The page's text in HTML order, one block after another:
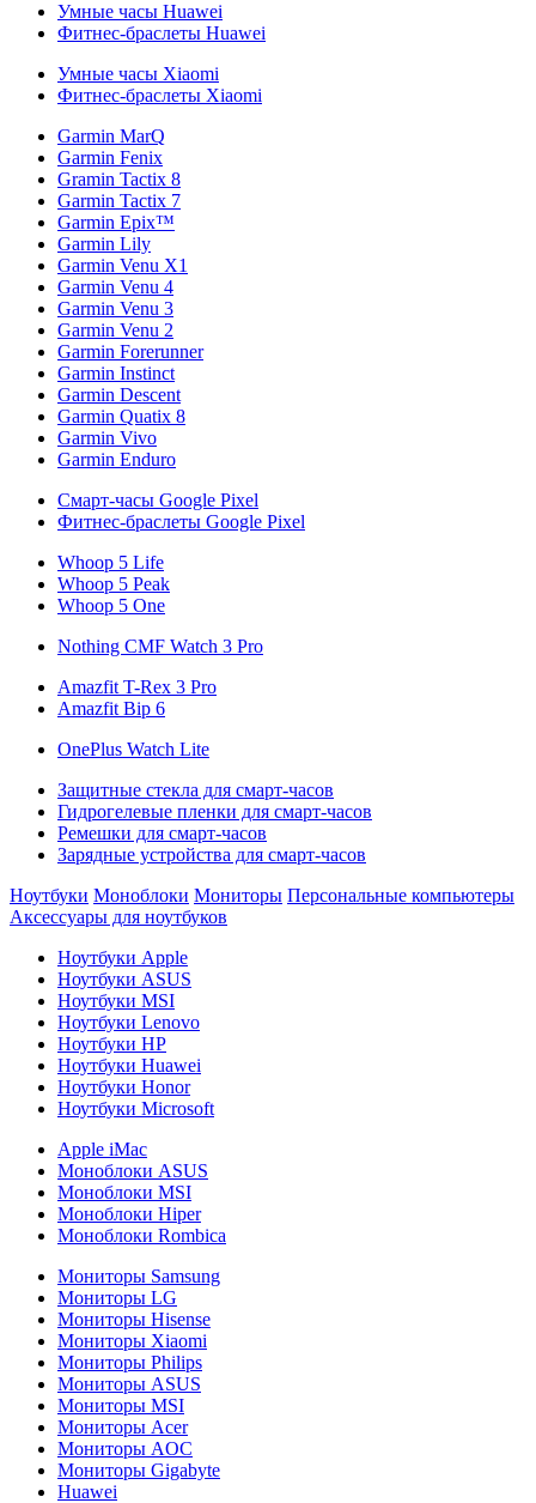
Умные часы Huawei
Фитнес-браслеты Huawei
Умные часы Xiaomi
Фитнес-браслеты Xiaomi
Garmin MarQ
Garmin Fenix
Gramin Tactix 8
Garmin Tactix 7
Garmin Epix™
Garmin Lily
Garmin Venu X1
Garmin Venu 4
Garmin Venu 3
Garmin Venu 2
Garmin Forerunner
Garmin Instinct
Garmin Descent
Garmin Quatix 8
Garmin Vivo
Garmin Enduro
Смарт-часы Google Pixel
Фитнес-браслеты Google Pixel
Whoop 5 Life
Whoop 5 Peak
Whoop 5 One
Nothing CMF Watch 3 Pro
Amazfit T-Rex 3 Pro
Amazfit Bip 6
OnePlus Watch Lite
Защитные стекла для смарт-часов
Гидрогелевые пленки для смарт-часов
Ремешки для смарт-часов
Зарядные устройства для смарт-часов
Ноутбуки Моноблоки Мониторы Персональные компьютеры
Аксессуары для ноутбуков
Ноутбуки Apple
Ноутбуки ASUS
Ноутбуки MSI
Ноутбуки Lenovo
Ноутбуки HP
Ноутбуки Huawei
Ноутбуки Honor
Ноутбуки Microsoft
Apple iMac
Моноблоки ASUS
Моноблоки MSI
Моноблоки Hiper
Моноблоки Rombica
Мониторы Samsung
Мониторы LG
Мониторы Hisense
Мониторы Xiaomi
Мониторы Philips
Мониторы ASUS
Мониторы MSI
Мониторы Acer
Мониторы AOC
Мониторы Gigabyte
Huawei